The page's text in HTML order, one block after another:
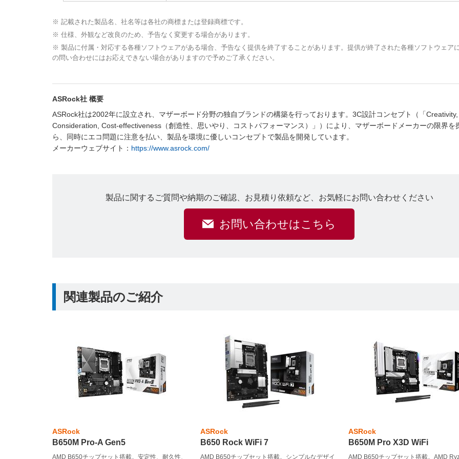
※ 記載された製品名、社名等は各社の商標または登録商標です。
※ 仕様、外観など改良のため、予告なく変更する場合があります。
※ 製品に付属・対応する各種ソフトウェアがある場合、予告なく提供を終了することがあります。提供が終了された各種ソフトウェア
の問い合わせにはお応えできない場合がありますので予めご了承ください。
ASRock社 概要
ASRock社は2002年に設立され、マザーボード分野の独自ブランドの構築を行っております。3C設計コンセプト（「Creativity,
Consideration, Cost-effectiveness（創造性、思いやり、コストパフォーマンス）」）により、マザーボードメーカーの限界を
ら、同時にエコ問題に注意を払い、製品を環境に優しいコンセプトで製品を開発しています。
メーカーウェブサイト： https://www.asrock.com/
製品に関するご質問や納期のご確認、お見積り依頼など、お気軽にお問い合わせください
お問い合わせはこちら
関連製品のご紹介
ASRock
B650M Pro-A Gen5
AMD B650チップセット搭載。安定性、耐久性、
ASRock
B650 Rock WiFi 7
AMD B650チップセット搭載。シンプルなデザイ
ASRock
B650M Pro X3D WiFi
AMD B650チップセット搭載。AMD